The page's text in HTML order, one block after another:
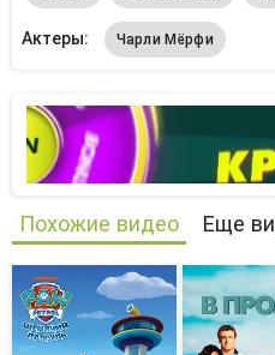
Актеры: Чарли Мёрфи
Похожие видео Еще